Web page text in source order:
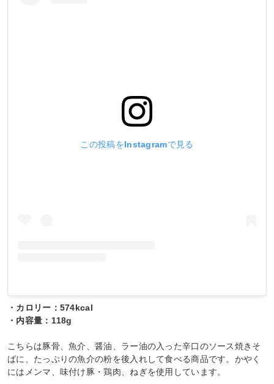
この投稿をInstagramで見る
・カロリー：574kcal
・内容量：118g
こちらは豚骨、魚介、醤油、ラー油の入った辛口のソース焼きそ
ばに、たっぷりの魚介の粉を後入れして食べる商品です。かやく
にはメンマ、味付け豚・鶏肉、ねぎを使用しています。